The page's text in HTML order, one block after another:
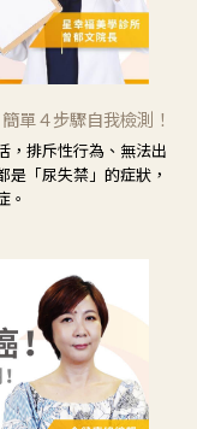
單４步驟自我檢測！
，排斥性行為、無法出
「尿失禁」的症狀，
。